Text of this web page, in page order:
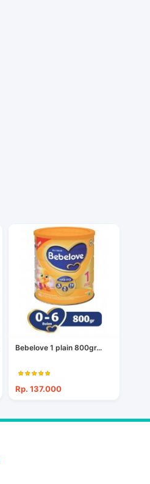
Bebelove 1 plain 800gr...
Rp. 137.000